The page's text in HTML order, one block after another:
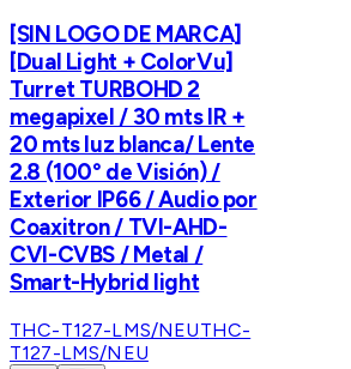
[SIN LOGO DE MARCA]
[Dual Light + ColorVu]
Turret TURBOHD 2
megapixel / 30 mts IR +
20 mts luz blanca/ Lente
2.8 (100° de Visión) /
Exterior IP66 / Audio por
Coaxitron / TVI-AHD-
CVI-CVBS / Metal /
Smart-Hybrid light
THC-T127-LMS/NEUTHC-
T127-LMS/NEU